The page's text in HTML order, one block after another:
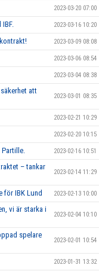
2023-03-20 07:00
2023-03-16 10:20
2023-03-09 08:08
2023-03-06 08:54
2023-03-04 08:38
att
2023-03-01 08:35
2023-02-21 10:29
2023-02-20 10:15
Partille. 2023-02-16 10:51
– tankar
2023-02-14 11:29
för IBK Lund 2023-02-13 10:00
vi är starka i
2023-02-04 10:10
spelare
2023-02-01 10:54
2023-01-31 13:32